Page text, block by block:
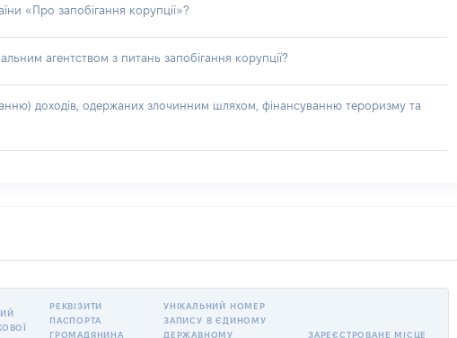
«Про запобігання корупції»?
агентством з питань запобігання корупції?
доходів, одержаних злочинним шляхом, фінансуванню тероризму та
РЕКВІЗИТИ
ПАСПОРТА
ГРОМАДЯНИНА
УНІКАЛЬНИЙ НОМЕР
ЗАПИСУ В ЄДИНОМУ
ДЕРЖАВНОМУ
ЗАРЕЄСТРОВАНЕ МІСЦЕ